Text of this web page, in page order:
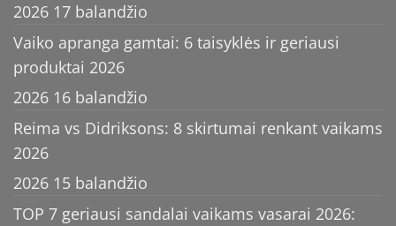
2026 17 balandžio
Vaiko apranga gamtai: 6 taisyklės ir geriausi
produktai 2026
2026 16 balandžio
Reima vs Didriksons: 8 skirtumai renkant vaikams
2026
2026 15 balandžio
TOP 7 geriausi sandalai vaikams vasarai 2026: